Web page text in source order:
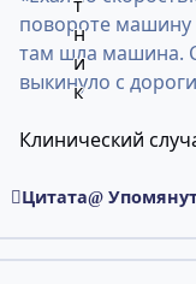
повороте машину
там шла машина.
выкинуло с
Клинический
Цитата